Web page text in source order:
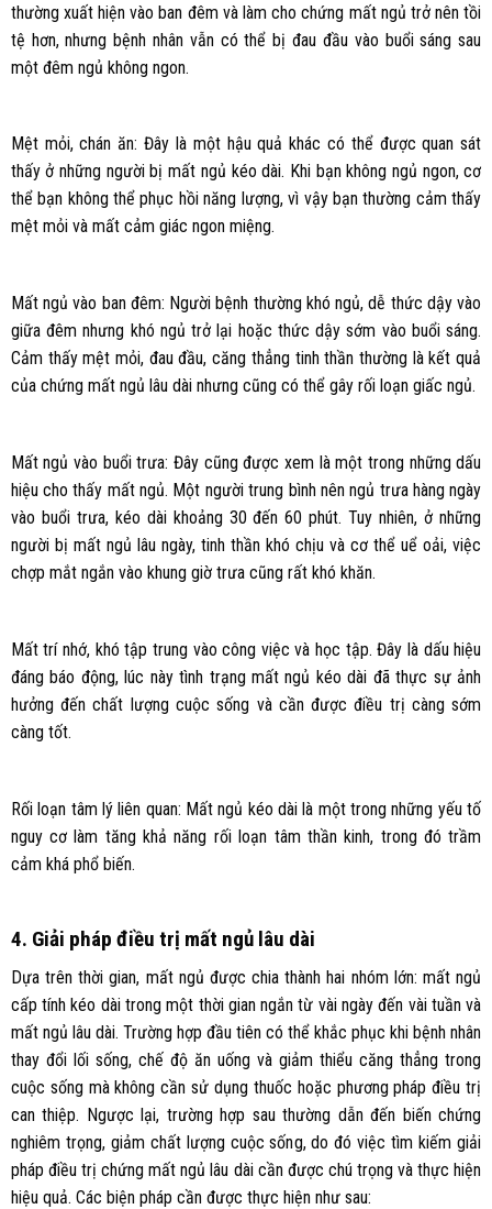
thường xuất hiện vào ban đêm và làm cho chứng mất ngủ trở nên tồi
tệ hơn, nhưng bệnh nhân vẫn có thể bị đau đầu vào buổi sáng sau
một đêm ngủ không ngon.
Mệt mỏi, chán ăn: Đây là một hậu quả khác có thể được quan sát
thấy ở những người bị mất ngủ kéo dài. Khi bạn không ngủ ngon, cơ
thể bạn không thể phục hồi năng lượng, vì vậy bạn thường cảm thấy
mệt mỏi và mất cảm giác ngon miệng.
Mất ngủ vào ban đêm: Người bệnh thường khó ngủ, dễ thức dậy vào
giữa đêm nhưng khó ngủ trở lại hoặc thức dậy sớm vào buổi sáng.
Cảm thấy mệt mỏi, đau đầu, căng thẳng tinh thần thường là kết quả
của chứng mất ngủ lâu dài nhưng cũng có thể gây rối loạn giấc ngủ.
Mất ngủ vào buổi trưa: Đây cũng được xem là một trong những dấu
hiệu cho thấy mất ngủ. Một người trung bình nên ngủ trưa hàng ngày
vào buổi trưa, kéo dài khoảng 30 đến 60 phút. Tuy nhiên, ở những
người bị mất ngủ lâu ngày, tinh thần khó chịu và cơ thể uể oải, việc
chợp mắt ngắn vào khung giờ trưa cũng rất khó khăn.
Mất trí nhớ, khó tập trung vào công việc và học tập. Đây là dấu hiệu
đáng báo động, lúc này tình trạng mất ngủ kéo dài đã thực sự ảnh
hưởng đến chất lượng cuộc sống và cần được điều trị càng sớm
càng tốt.
Rối loạn tâm lý liên quan: Mất ngủ kéo dài là một trong những yếu tố
nguy cơ làm tăng khả năng rối loạn tâm thần kinh, trong đó trầm
cảm khá phổ biến.
4. Giải pháp điều trị mất ngủ lâu dài
Dựa trên thời gian, mất ngủ được chia thành hai nhóm lớn: mất ngủ
cấp tính kéo dài trong một thời gian ngắn từ vài ngày đến vài tuần và
mất ngủ lâu dài. Trường hợp đầu tiên có thể khắc phục khi bệnh nhân
thay đổi lối sống, chế độ ăn uống và giảm thiểu căng thẳng trong
cuộc sống mà không cần sử dụng thuốc hoặc phương pháp điều trị
can thiệp. Ngược lại, trường hợp sau thường dẫn đến biến chứng
nghiêm trọng, giảm chất lượng cuộc sống, do đó việc tìm kiếm giải
pháp điều trị chứng mất ngủ lâu dài cần được chú trọng và thực hiện
hiệu quả. Các biện pháp cần được thực hiện như sau: